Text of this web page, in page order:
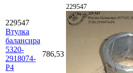
229547
Втулка
балансира
5320-
2918074-
Р4
786,53
229547